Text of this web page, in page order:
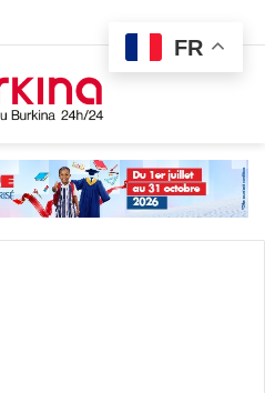
FR